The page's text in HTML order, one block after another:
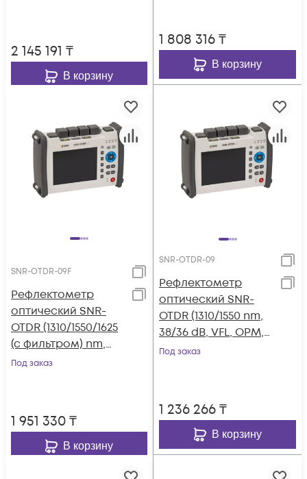
2 145 191 ₸
В корзину
1 808 316₸
В корзину
SNR-OTDR-09F
Рефлектометр
оптический SNR-
OTDR (1310/1550/1625
(с фильтром) nm,
38/36/36 dB, VFL,
Под заказ
1 951 330₸
В корзину
SNR-OTDR-09
Рефлектометр
оптический SNR-
OTDR (1310/1550 nm,
38/36 dB, VFL, OPM,
OLS)
Под заказ
1 236 266₸
В корзину